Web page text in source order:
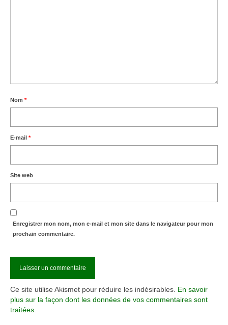
Nom *
E-mail *
Site web
Enregistrer mon nom, mon e-mail et mon site dans le navigateur pour mon
prochain commentaire.
Ce site utilise Akismet pour réduire les indésirables. En savoir
plus sur la façon dont les données de vos commentaires sont
traitées